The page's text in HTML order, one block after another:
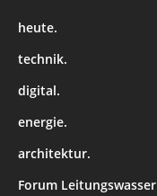
heute.
technik.
digital.
energie.
architektur.
Forum Leitungswasser